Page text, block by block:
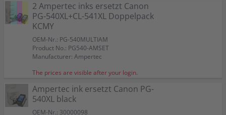
2 Ampertec inks ersetzt Canon
PG-540XL+CL-541XL Doppelpack
KCMY
OEM-Nr.: PG-540MULTIAM
Product No.: PG540-AMSET
Manufacturer: Ampertec
The prices are visible after your login.
Ampertec ink ersetzt Canon PG-
540XL black
OEM-Nr.: 30000098